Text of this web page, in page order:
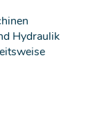
Hydraulik